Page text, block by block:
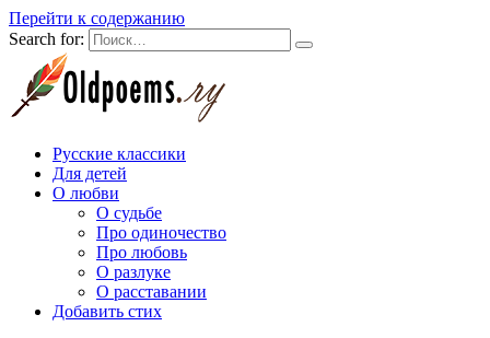
Перейти к содержанию
Search for:
Русские классики
Для детей
О любви
О судьбе
Про одиночество
Про любовь
О разлуке
О расставании
Добавить стих